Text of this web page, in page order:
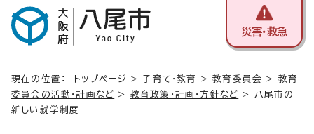
災害・救急
現在の位置： トップページ >子育て・教育 >教育委員会 > 教育
委員会の活動・計画など > 教育政策・計画・方針など > 八尾市の
新しい就学制度